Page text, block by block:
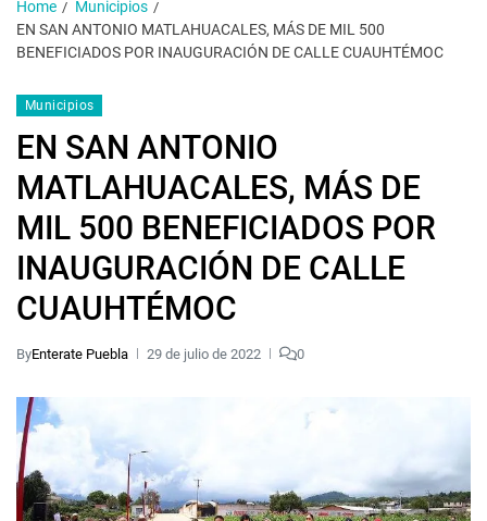
Home
Municipios
EN SAN ANTONIO MATLAHUACALES, MÁS DE MIL 500
BENEFICIADOS POR INAUGURACIÓN DE CALLE CUAUHTÉMOC
Municipios
EN SAN ANTONIO
MATLAHUACALES, MÁS DE
MIL 500 BENEFICIADOS POR
INAUGURACIÓN DE CALLE
CUAUHTÉMOC
ByEnterate Puebla 29 de julio de 2022 0